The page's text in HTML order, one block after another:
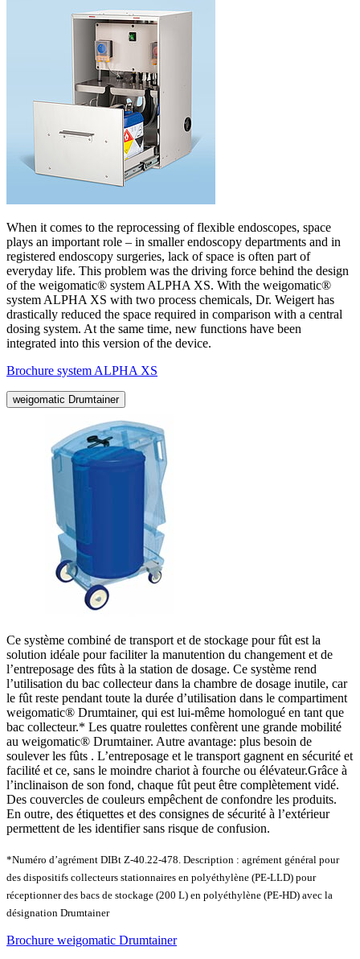
When it comes to the reprocessing of flexible endoscopes, space
plays an important role – in smaller endoscopy departments and in
registered endoscopy surgeries, lack of space is often part of
everyday life. This problem was the driving force behind the design
of the weigomatic® system ALPHA XS. With the weigomatic®
system ALPHA XS with two process chemicals, Dr. Weigert has
drastically reduced the space required in comparison with a central
dosing system. At the same time, new functions have been
integrated into this version of the device.
Brochure system ALPHA XS
weigomatic Drumtainer
Ce système combiné de transport et de stockage pour fût est la
solution idéale pour faciliter la manutention du changement et de
l’entreposage des fûts à la station de dosage. Ce système rend
l’utilisation du bac collecteur dans la chambre de dosage inutile, car
le fût reste pendant toute la durée d’utilisation dans le compartiment
weigomatic® Drumtainer, qui est lui-même homologué en tant que
bac collecteur.* Les quatre roulettes confèrent une grande mobilité
au weigomatic® Drumtainer. Autre avantage: plus besoin de
soulever les fûts . L’entreposage et le transport gagnent en sécurité et
facilité et ce, sans le moindre chariot à fourche ou élévateur.Grâce à
l’inclinaison de son fond, chaque fût peut être complètement vidé.
Des couvercles de couleurs empêchent de confondre les produits.
En outre, des étiquettes et des consignes de sécurité à l’extérieur
permettent de les identifier sans risque de confusion.
*Numéro d’agrément DIBt Z-40.22-478. Description : agrément général pour
des dispositifs collecteurs stationnaires en polyéthylène (PE-LLD) pour
réceptionner des bacs de stockage (200 L) en polyéthylène (PE-HD) avec la
désignation Drumtainer
Brochure weigomatic Drumtainer